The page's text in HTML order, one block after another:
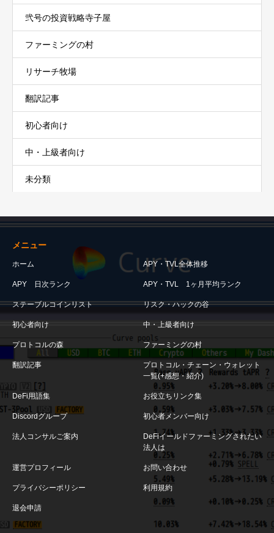
弐号の投資戦略寺子屋
ファーミングの村
リサーチ牧場
翻訳記事
初心者向け
中・上級者向け
未分類
メニュー
ホーム APY・TVL全体推移
APY 日次ランク APY・TVL 1ヶ月平均ランク
ステーブルコインリスト リスク・ハックの谷
初心者向け 中・上級者向け
プロトコルの森 ファーミングの村
翻訳記事
プロトコル・チェーン・ウォレット
一覧(+感想・紹介)
DeFi用語集 お役立ちリンク集
Discordグループ 初心者メンバー向け
法人コンサルご案内
DeFiイールドファーミングされたい
法人は
運営プロフィール お問い合わせ
プライバシーポリシー 利用規約
退会申請